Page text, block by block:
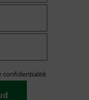
confidentialité